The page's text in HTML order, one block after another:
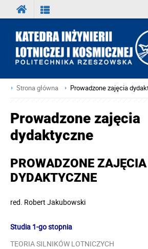
Strona główna Prowadzone zajęcia
Prowadzone zajęcia
dydaktyczne
PROWADZONE ZAJĘCIA
DYDAKTYCZNE
red. Robert Jakubowski
Studia 1-go stopnia
TEORIA SILNIKÓW LOTNICZYCH